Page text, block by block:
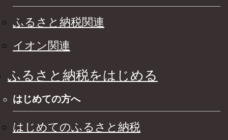
ふるさと納税関連
イオン関連
ふるさと納税をはじめる
はじめての方へ
はじめてのふるさと納税